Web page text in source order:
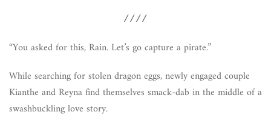
////
“You asked for this, Rain. Let’s go capture a pirate.”
While searching for stolen dragon eggs, newly engaged couple
Kianthe and Reyna find themselves smack-dab in the middle of a
swashbuckling love story.